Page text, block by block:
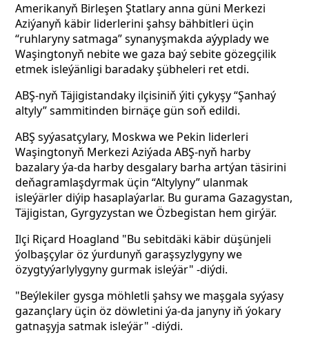
Amerikanyň Birleşen Ştatlary anna güni Merkezi
Aziýanyň käbir liderlerini şahsy bähbitleri üçin
“ruhlaryny satmaga” synanyşmakda aýyplady we
Waşingtonyň nebite we gaza baý sebite gözegçilik
etmek isleýänligi baradaky şübheleri ret etdi.
ABŞ-nyň Täjigistandaky ilçisiniň ýiti çykyşy “Şanhaý
altyly” sammitinden birnäçe gün soň edildi.
ABŞ syýasatçylary, Moskwa we Pekin liderleri
Waşingtonyň Merkezi Aziýada ABŞ-nyň harby
bazalary ýa-da harby desgalary barha artýan täsirini
deňagramlaşdyrmak üçin “Altylyny” ulanmak
isleýärler diýip hasaplaýarlar. Bu gurama Gazagystan,
Täjigistan, Gyrgyzystan we Özbegistan hem girýär.
Ilçi Riçard Hoagland "Bu sebitdäki käbir düşünjeli
ýolbaşçylar öz ýurdunyň garaşsyzlygyny we
özygtyýarlylygyny gurmak isleýär" -diýdi.
"Beýlekiler gysga möhletli şahsy we maşgala syýasy
gazançlary üçin öz döwletini ýa-da janyny iň ýokary
gatnaşyja satmak isleýär" -diýdi.